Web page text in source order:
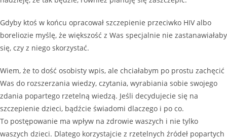
Gdyby ktoś w końcu opracował szczepienie przeciwko HIV albo
boreliozie myślę, że większość z Was specjalnie nie zastanawiałaby
się, czy z niego skorzystać.
Wiem, że to dość osobisty wpis, ale chciałabym po prostu zachęcić
Was do rozszerzania wiedzy, czytania, wyrabiania sobie swojego
zdania popartego rzetelną wiedzą. Jeśli decydujecie się na
szczepienie dzieci, bądźcie świadomi dlaczego i po co.
To postępowanie ma wpływ na zdrowie waszych i nie tylko
waszych dzieci. Dlatego korzystajcie z rzetelnych źródeł popartych